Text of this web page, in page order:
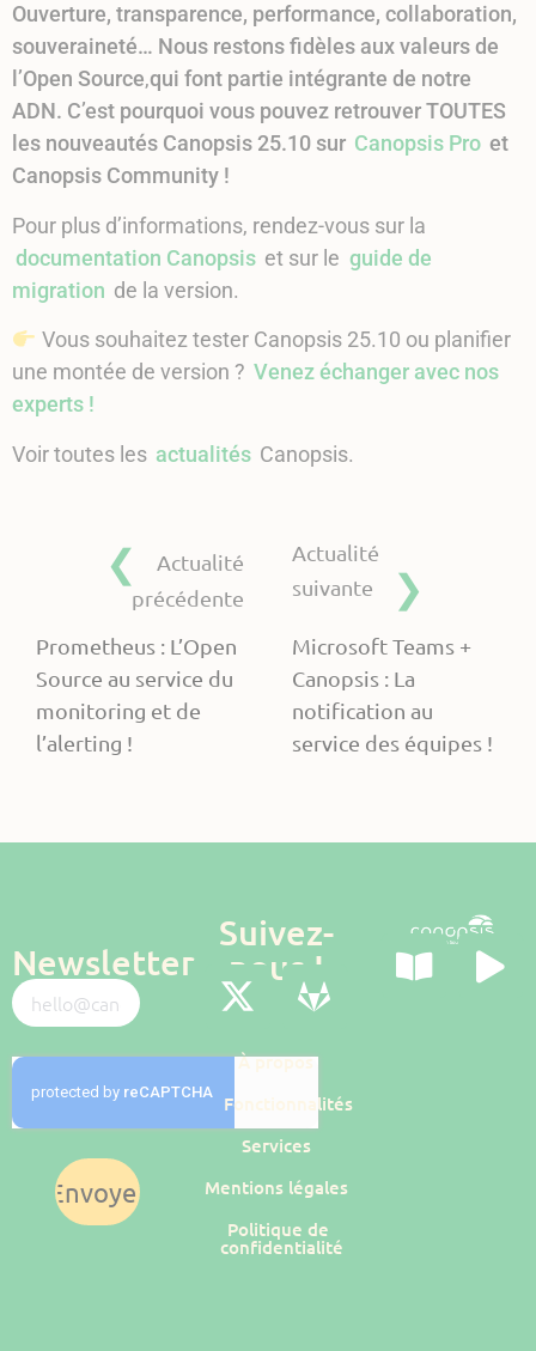
Ouverture, transparence, performance, collaboration,
souveraineté… Nous restons fidèles aux valeurs de
l’Open Source,qui font partie intégrante de notre
ADN. C’est pourquoi vous pouvez retrouver TOUTES
les nouveautés Canopsis 25.10 sur Canopsis Pro et
Canopsis Community !
Pour plus d’informations, rendez-vous sur la
documentation Canopsis et sur le guide de
migration de la version.
Vous souhaitez tester Canopsis 25.10 ou planifier
une montée de version ? Venez échanger avec nos
experts !
Voir toutes les actualités Canopsis.
Actualité
précédente
Prometheus : L’Open
Source au service du
monitoring et de
l’alerting !
Actualité
suivante
Microsoft Teams +
Canopsis : La
notification au
service des équipes !
Newsletter
Envoyer
Suivez-
nous !
À propos
Fonctionnalités
Services
Mentions légales
Politique de
confidentialité